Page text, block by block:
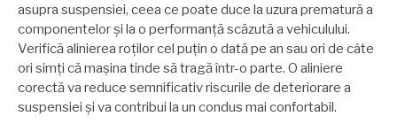
asupra suspensiei, ceea ce poate duce la uzura prematură a
componentelor și la o performanță scăzută a vehiculului.
Verifică alinierea roților cel puțin o dată pe an sau ori de câte
ori simți că mașina tinde să tragă într-o parte. O aliniere
corectă va reduce semnificativ riscurile de deteriorare a
suspensiei și va contribui la un condus mai confortabil.